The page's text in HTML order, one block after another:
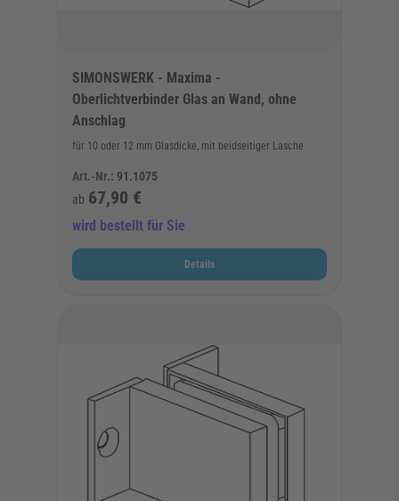
SIMONSWERK - Maxima -
Oberlichtverbinder Glas an Wand, ohne
Anschlag
für 10 oder 12 mm Glasdicke, mit beidseitiger Lasche
Art.-Nr.: 91.1075
ab 67,90 €
wird bestellt für Sie
Details